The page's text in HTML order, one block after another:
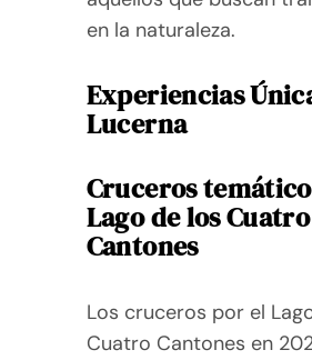
en la naturaleza.
Experiencias
Lucerna
Cruceros
Lago de los Cuatro
Cantones
Los cruceros por el
Cuatro Cantones en